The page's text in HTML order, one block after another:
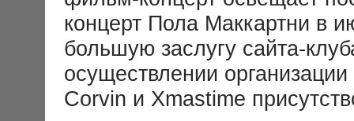
концерт Пола Маккартни в
большую заслугу сайта-
осуществлении
Corvin и Xmastime